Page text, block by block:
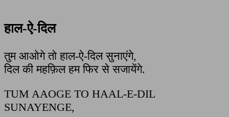
हाल-ऐ-दिल
तुम आओगे तो हाल-ऐ-दिल सुनाएंगे,
दिल की महफ़िल हम फिर से सजायेंगे.
TUM AAOGE TO HAAL-E-DIL
SUNAYENGE,